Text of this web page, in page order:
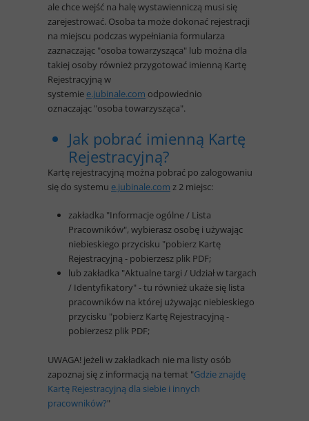
ale chce wejść na halę wystawienniczą musi się
zarejestrować. Osoba ta może dokonać rejestracji
na miejscu podczas wypełniania formularza
zaznaczając "osoba towarzysząca" lub można dla
takiej osoby również przygotować imienną Kartę
Rejestracyjną w
systemie e.jubinale.com odpowiednio
oznaczając "osoba towarzysząca".
Jak pobrać imienną Kartę
Rejestracyjną?
Kartę rejestracyjną można pobrać po zalogowaniu
się do systemu e.jubinale.com z 2 miejsc:
zakładka "Informacje ogólne / Lista
Pracowników", wybierasz osobę i używając
niebieskiego przycisku "pobierz Kartę
Rejestracyjną - pobierzesz plik PDF;
lub zakładka "Aktualne targi / Udział w targach
/ Identyfikatory" - tu również ukaże się lista
pracowników na której używając niebieskiego
przycisku "pobierz Kartę Rejestracyjną -
pobierzesz plik PDF;
UWAGA! jeżeli w zakładkach nie ma listy osób
zapoznaj się z informacją na temat "Gdzie znajdę
Kartę Rejestracyjną dla siebie i innych
pracowników?"